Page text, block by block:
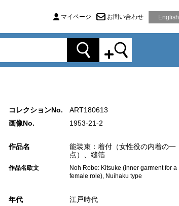
マイページ お問い合わせ English
コレクションNo.
ART180613
画像No.
1953-21-2
作品名
能装束：着付（女性役の内着の一
点）、縫箔
作品名欧文
Noh Robe: Kitsuke (inner garment for a
female role), Nuihaku type
年代
江戸時代